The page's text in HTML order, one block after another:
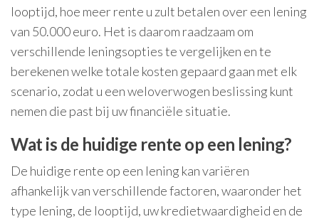
looptijd, hoe meer rente u zult betalen over een lening
van 50.000 euro. Het is daarom raadzaam om
verschillende leningsopties te vergelijken en te
berekenen welke totale kosten gepaard gaan met elk
scenario, zodat u een weloverwogen beslissing kunt
nemen die past bij uw financiële situatie.
Wat is de huidige rente op een lening?
De huidige rente op een lening kan variëren
afhankelijk van verschillende factoren, waaronder het
type lening, de looptijd, uw kredietwaardigheid en de